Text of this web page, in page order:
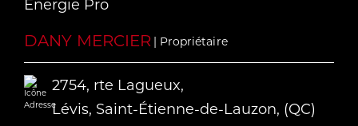
DANY MERCIER | Propriétaire
2754, rte Lagueux,
Lévis, Saint-Étienne-de-Lauzon, (QC)